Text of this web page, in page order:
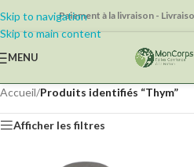
Skip to navigation
Skip to main content
Paiement à la livraison -
MENU
Accueil/Produits identifiés “Thym”
Afficher les filtres